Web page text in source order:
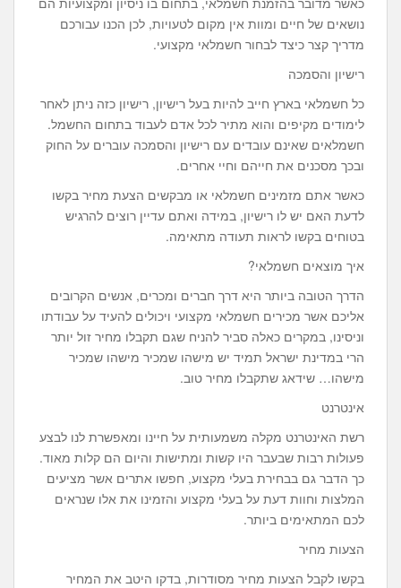
נושאים של חיים ומוות אין מקום לטעויות, לכן הכנו עבורכם
מדריך קצר כיצד לבחור חשמלאי מקצועי.
רישיון והסמכה
כל חשמלאי בארץ חייב להיות בעל רישיון, רישיון כזה ניתן לאחר
לימודים מקיפים והוא מתיר לכל אדם לעבוד בתחום החשמל.
חשמלאים שאינם עובדים עם רישיון והסמכה עוברים על החוק
ובכך מסכנים את חייהם וחיי אחרים.
כאשר אתם מזמינים חשמלאי או מבקשים הצעת מחיר בקשו
לדעת האם יש לו רישיון, במידה ואתם עדיין רוצים להרגיש
בטוחים בקשו לראות תעודה מתאימה.
איך מוצאים חשמלאי?
הדרך הטובה ביותר היא דרך חברים ומכרים, אנשים הקרובים
אליכם אשר מכירים חשמלאי מקצועי ויכולים להעיד על עבודתו
וניסינו, במקרים כאלה סביר להניח שגם תקבלו מחיר זול יותר
הרי במדינת ישראל תמיד יש מישהו שמכיר מישהו שמכיר
מישהו… שידאג שתקבלו מחיר טוב.
אינטרנט
רשת האינטרנט מקלה משמעותית על חיינו ומאפשרת לנו לבצע
פעולות רבות שבעבר היו קשות ומתישות והיום הם קלות מאוד.
כך הדבר גם בבחירת בעלי מקצוע, חפשו אתרים אשר מציעים
המלצות וחוות דעת על בעלי מקצוע והזמינו את אלו שנראים
לכם המתאימים ביותר.
הצעות מחיר
בקשו לקבל הצעות מחיר מסודרות, בדקו היטב את המחיר